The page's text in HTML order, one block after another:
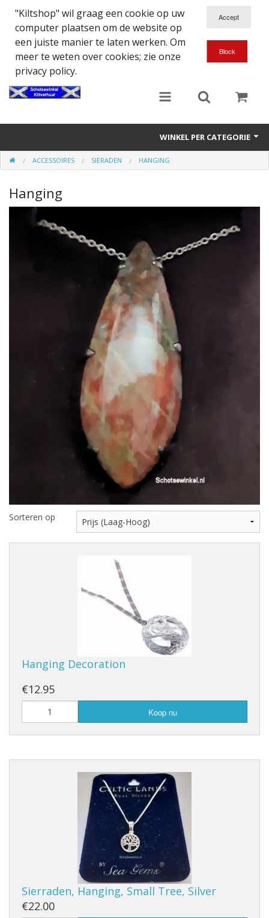
"Kiltshop" wil graag een cookie op uw
computer plaatsen om de website op
een juiste manier te laten werken. Om
meer te weten over cookies; zie onze
privacy policy.
WINKEL PER CATEGORIE
Accessoires
Doedelzakspeler
Eten en Drinken
AFGEPRIJST - UITVERKOOP
ACCESSOIRES SIERADEN HANGING
Hanging
Sorteren op
Hanging Decoration
€12.95
Koop nu
Sierraden, Hanging, Small Tree, Silver
€22.00